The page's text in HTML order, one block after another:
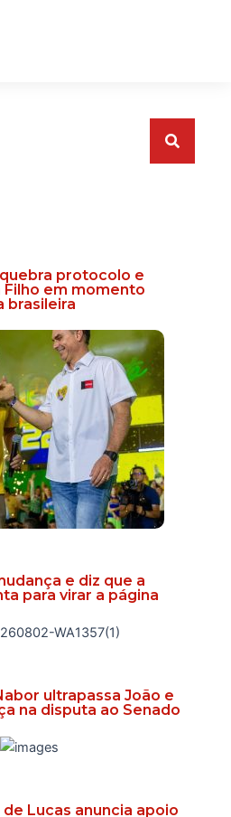
protocolo e
em momento
brasileira
e diz que a
para virar a página
ultrapassa João e
na disputa ao Senado
Lucas anuncia apoio